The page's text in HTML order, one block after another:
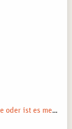
Toxisches Verhalten: Bin ich die Verrückte oder ist es mein Umfeld?